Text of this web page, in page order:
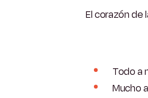
El corazón de
Todo a
Mucho